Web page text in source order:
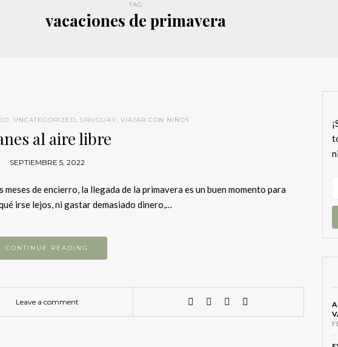
TAG
vacaciones de primavera
, UNCATEGORIZED, URUGUAY, VIAJAR CON NIÑOS
al aire libre
SEPTIEMBRE 5, 2022
de encierro, la llegada de la primavera es un buen momento para
irse lejos, ni gastar demasiado dinero,…
CONTINUE READING
Leave a comment